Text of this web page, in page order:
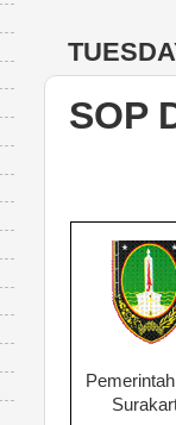
SOP